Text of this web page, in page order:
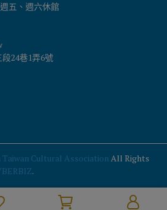
五、週六休館
24巷1弄6號
Taiwan Cultural Association All Rights
.